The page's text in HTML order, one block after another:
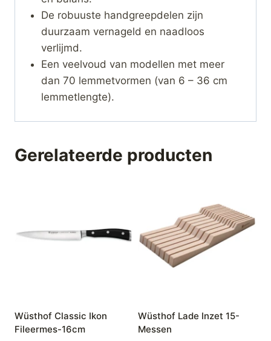
De robuuste handgreepdelen zijn
duurzaam vernageld en naadloos
verlijmd.
Een veelvoud van modellen met meer
dan 70 lemmetvormen (van 6 – 36 cm
lemmetlengte).
Gerelateerde producten
Wüsthof Classic Ikon
Fileermes-16cm
Wüsthof Lade Inzet 15-
Messen